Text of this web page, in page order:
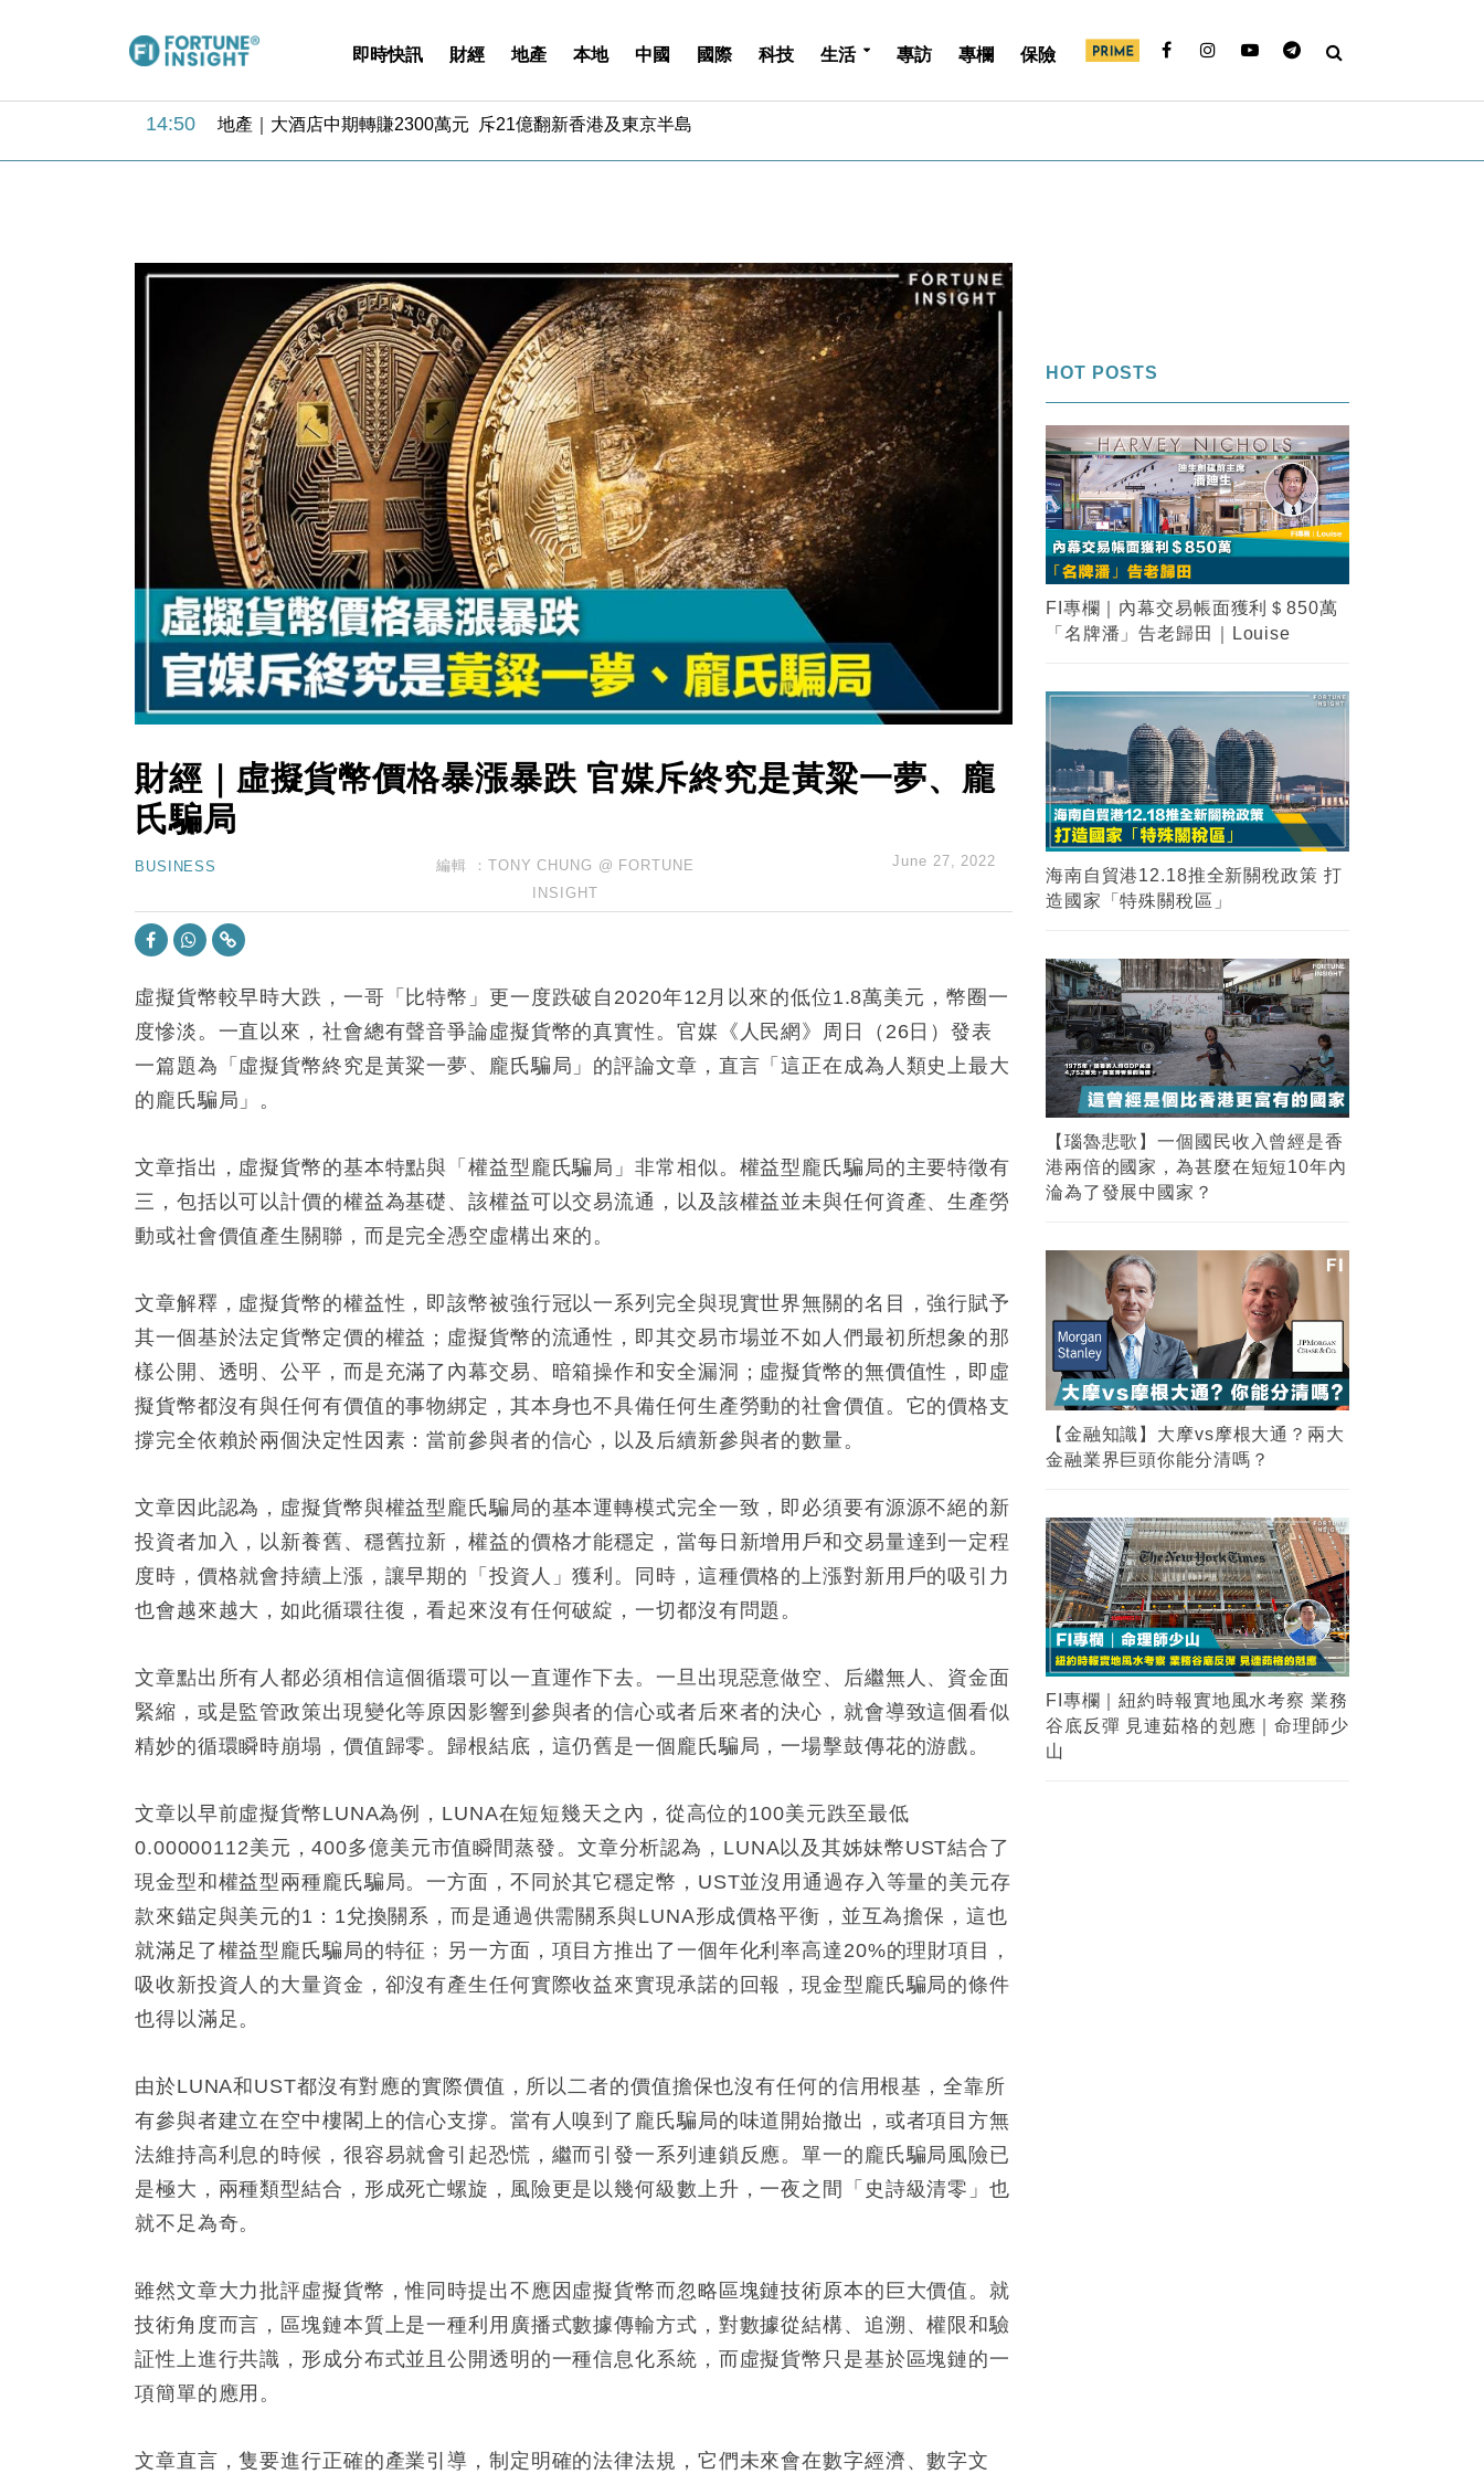
即時快訊 財經 地產 本地 中國 國際 科技 生活 專訪 專欄 保險
11:30 財經｜精星香港夥菜鳥拓全球智慧倉儲市場 加快海外市場落地
14:50 地產｜大酒店中期轉賺2300萬元 斥21億翻新香港及東京半島
18:15 本地｜新世界K11 9月升級會員制度 增鉑金卡級別鎖定高消費客群
財經｜本港6月零售額連升14個月 珠寶鐘錶銷售升勢最強
財經｜滙控重啟最多10億美元回購 派息比率目標維持50%
財經｜SHEIN傳最快8月中招股 估值料降至400億美元以下
財經｜精星香港夥菜鳥拓全球智慧倉儲市場 加快海外市場落地
地產｜大酒店中期轉賺2300萬元 斥21億翻新香港及東京半島
國際｜特朗普赴洛杉磯高球場活動前 男子攜槍彈被捕
財經｜香港7月PMI回落至51 企業擴張放慢兼縮減人手
財經｜黑石傳再籌逾360億美元 支援Anthropic租用Google晶片
財經｜美商務部擬擴大金屬關稅範圍 14類產品或加徵25%
本地｜新世界K11 9月升級會員制度 增鉑金卡級別鎖定高消費客群
財經｜本港6月零售額連升14個月 珠寶鐘錶銷售升勢最強
16:33 財經｜滙控重啟最多10億美元回購 派息比率目標維持50%
15:11 財經｜SHEIN傳最快8月中招股 估值料降至400億美元以下
財經｜虛擬貨幣價格暴漲暴跌 官媒斥終究是黃粱一夢、龐
氏騙局
BUSINESS 編輯 ： TONY CHUNG @ FORTUNE
INSIGHT
June 27, 2022
虛擬貨幣較早時大跌，一哥「比特幣」更一度跌破自2020年12月以來的低位1.8萬美元，幣圈一
度慘淡。一直以來，社會總有聲音爭論虛擬貨幣的真實性。官媒《人民網》周日（26日）發表
一篇題為「虛擬貨幣終究是黃粱一夢、龐氏騙局」的評論文章，直言「這正在成為人類史上最大
的龐氏騙局」。
文章指出，虛擬貨幣的基本特點與「權益型龐氏騙局」非常相似。權益型龐氏騙局的主要特徵有
三，包括以可以計價的權益為基礎、該權益可以交易流通，以及該權益並未與任何資產、生產勞
動或社會價值產生關聯，而是完全憑空虛構出來的。
文章解釋，虛擬貨幣的權益性，即該幣被強行冠以一系列完全與現實世界無關的名目，強行賦予
其一個基於法定貨幣定價的權益；虛擬貨幣的流通性，即其交易市場並不如人們最初所想象的那
樣公開、透明、公平，而是充滿了內幕交易、暗箱操作和安全漏洞；虛擬貨幣的無價值性，即虛
擬貨幣都沒有與任何有價值的事物綁定，其本身也不具備任何生產勞動的社會價值。它的價格支
撐完全依賴於兩個決定性因素：當前參與者的信心，以及后續新參與者的數量。
文章因此認為，虛擬貨幣與權益型龐氏騙局的基本運轉模式完全一致，即必須要有源源不絕的新
投資者加入，以新養舊、穩舊拉新，權益的價格才能穩定，當每日新增用戶和交易量達到一定程
度時，價格就會持續上漲，讓早期的「投資人」獲利。同時，這種價格的上漲對新用戶的吸引力
也會越來越大，如此循環往復，看起來沒有任何破綻，一切都沒有問題。
文章點出所有人都必須相信這個循環可以一直運作下去。一旦出現惡意做空、后繼無人、資金面
緊縮，或是監管政策出現變化等原因影響到參與者的信心或者后來者的決心，就會導致這個看似
精妙的循環瞬時崩塌，價值歸零。歸根結底，這仍舊是一個龐氏騙局，一場擊鼓傳花的游戲。
文章以早前虛擬貨幣LUNA為例，LUNA在短短幾天之內，從高位的100美元跌至最低
0.00000112美元，400多億美元市值瞬間蒸發。文章分析認為，LUNA以及其姊妹幣UST結合了
現金型和權益型兩種龐氏騙局。一方面，不同於其它穩定幣，UST並沒用通過存入等量的美元存
款來錨定與美元的1：1兌換關系，而是通過供需關系與LUNA形成價格平衡，並互為擔保，這也
就滿足了權益型龐氏騙局的特征﹔另一方面，項目方推出了一個年化利率高達20%的理財項目，
吸收新投資人的大量資金，卻沒有產生任何實際收益來實現承諾的回報，現金型龐氏騙局的條件
也得以滿足。
由於LUNA和UST都沒有對應的實際價值，所以二者的價值擔保也沒有任何的信用根基，全靠所
有參與者建立在空中樓閣上的信心支撐。當有人嗅到了龐氏騙局的味道開始撤出，或者項目方無
法維持高利息的時候，很容易就會引起恐慌，繼而引發一系列連鎖反應。單一的龐氏騙局風險已
是極大，兩種類型結合，形成死亡螺旋，風險更是以幾何級數上升，一夜之間「史詩級清零」也
就不足為奇。
雖然文章大力批評虛擬貨幣，惟同時提出不應因虛擬貨幣而忽略區塊鏈技術原本的巨大價值。就
技術角度而言，區塊鏈本質上是一種利用廣播式數據傳輸方式，對數據從結構、追溯、權限和驗
証性上進行共識，形成分布式並且公開透明的一種信息化系統，而虛擬貨幣只是基於區塊鏈的一
項簡單的應用。
文章直言，隻要進行正確的產業引導，制定明確的法律法規，它們未來會在數字經濟、數字文
HOT POSTS
FI專欄｜內幕交易帳面獲利＄850萬
「名牌潘」告老歸田｜Louise
海南自貿港12.18推全新關稅政策 打
造國家「特殊關稅區」
【瑙魯悲歌】一個國民收入曾經是香
港兩倍的國家，為甚麼在短短10年內
淪為了發展中國家？
【金融知識】大摩vs摩根大通？兩大
金融業界巨頭你能分清嗎？
FI專欄｜紐約時報實地風水考察 業務
谷底反彈 見連茹格的剋應｜命理師少
山